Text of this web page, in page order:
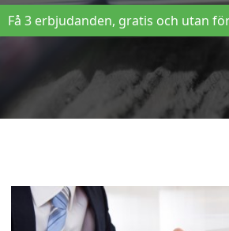
Få 3 erbjudanden, gratis och utan